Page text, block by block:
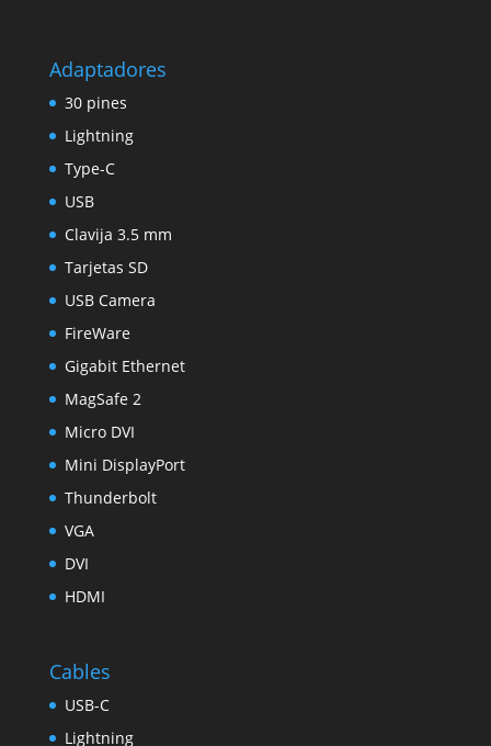
Adaptadores
30 pines
Lightning
Type-C
USB
Clavija 3.5 mm
Tarjetas SD
USB Camera
FireWare
Gigabit Ethernet
MagSafe 2
Micro DVI
Mini DisplayPort
Thunderbolt
VGA
DVI
HDMI
Cables
USB-C
Lightning